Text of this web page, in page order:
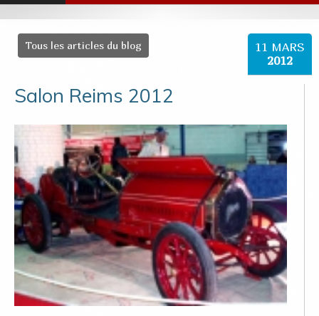
Tous les articles du blog 11 MARS
2012
Salon Reims 2012